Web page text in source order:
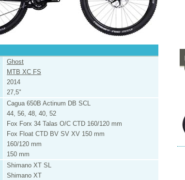
Ghost
MTB XC FS
2014
27,5"
Cagua 650B Actinum DB SCL
44, 56, 48, 40, 52
Fox Forx 34 Talas O/C CTD 160/120 mm
Fox Float CTD BV SV XV 150 mm
160/120 mm
150 mm
Shimano XT SL
Shimano XT